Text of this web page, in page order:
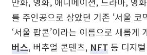
를 주인공으로 삼았던 기존 ‘서울 코
‘서울 팝콘’이라는 이름으로 새롭게
버스, 버추얼 콘텐츠, NFT 등 디지